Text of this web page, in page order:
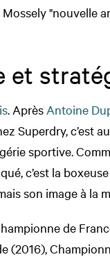
"nouvelle
et
. Après Antoine
Superdry, c’est
sportive.
c’est la
son image à la
de
(2016),